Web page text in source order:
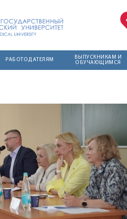
РАБОТОДАТЕЛЯМ
Бланк договора о
работодателей
Интерактивные
форматы
взаимодействия с
КГМУ
ВЫПУСКНИКАМ И
ОБУЧАЮЩИМСЯ
трудоустройство"
Справочник
выпускника КГМУ
Вакансии
Презентации
работодателей
Целевая
ординатура:
предложения